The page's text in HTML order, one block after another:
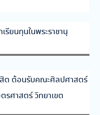
รียนทุนในพระราชานุ
ต ต้อนรับคณะศิลปศาสตร์
รศาสตร์ วิทยาเขต